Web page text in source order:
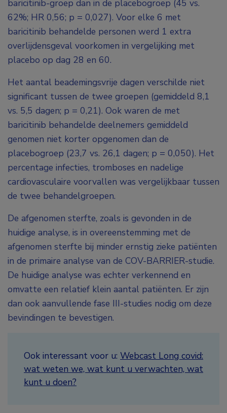
baricitinib-groep dan in de placebogroep (45 vs.
62%; HR 0,56; p = 0,027). Voor elke 6 met
baricitinib behandelde personen werd 1 extra
overlijdensgeval voorkomen in vergelijking met
placebo op dag 28 en 60.
Het aantal beademingsvrije dagen verschilde niet
significant tussen de twee groepen (gemiddeld 8,1
vs. 5,5 dagen; p = 0,21). Ook waren de met
baricitinib behandelde deelnemers gemiddeld
genomen niet korter opgenomen dan de
placebogroep (23,7 vs. 26,1 dagen; p = 0,050). Het
percentage infecties, tromboses en nadelige
cardiovasculaire voorvallen was vergelijkbaar tussen
de twee behandelgroepen.
De afgenomen sterfte, zoals is gevonden in de
huidige analyse, is in overeenstemming met de
afgenomen sterfte bij minder ernstig zieke patiënten
in de primaire analyse van de COV-BARRIER-studie.
De huidige analyse was echter verkennend en
omvatte een relatief klein aantal patiënten. Er zijn
dan ook aanvullende fase III-studies nodig om deze
bevindingen te bevestigen.
Ook interessant voor u: Webcast Long covid:
wat weten we, wat kunt u verwachten, wat
kunt u doen?